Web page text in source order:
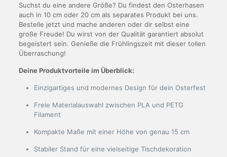
Suchst du eine andere Größe? Du findest den Osterhasen
auch in 10 cm oder 20 cm als separates Produkt bei uns.
Bestelle jetzt und mache anderen oder dir selbst eine
große Freude! Du wirst von der Qualität garantiert absolut
begeistert sein. Genieße die Frühlingszeit mit dieser tollen
Überraschung!
Deine Produktvorteile im Überblick:
Einzigartiges und modernes Design für dein Osterfest
Freie Materialauswahl zwischen PLA und PETG
Filament
Kompakte Maße mit einer Höhe von genau 15 cm
Stabiler Stand für eine vielseitige Tischdekoration